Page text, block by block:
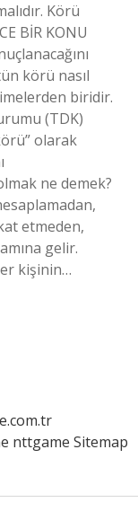
Körü
BİR KONU
körü nasıl
biridir.
(TDK)
olarak
ne demek?
etmeden,
gelir.
kişinin…
nttgame Sitemap